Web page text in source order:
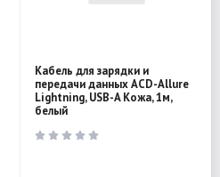
Кабель для зарядки и
передачи данных ACD-Allure
Lightning, USB-A Кожа, 1м,
белый